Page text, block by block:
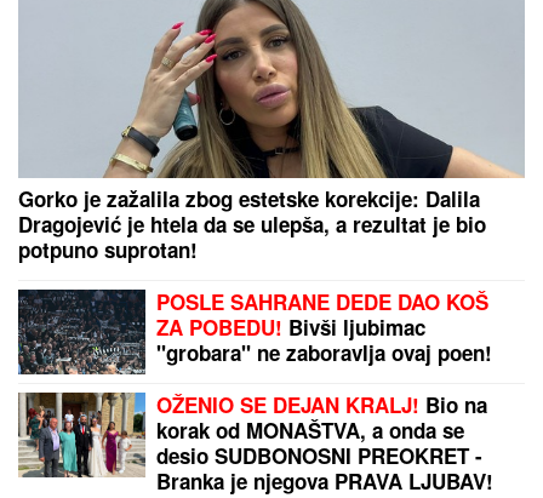
Gorko je zažalila zbog estetske korekcije: Dalila
Dragojević je htela da se ulepša, a rezultat je bio
potpuno suprotan!
POSLE SAHRANE DEDE DAO KOŠ
ZA POBEDU! Bivši ljubimac
"grobara" ne zaboravlja ovaj poen!
OŽENIO SE DEJAN KRALJ! Bio na
korak od MONAŠTVA, a onda se
desio SUDBONOSNI PREOKRET -
Branka je njegova PRAVA LJUBAV!